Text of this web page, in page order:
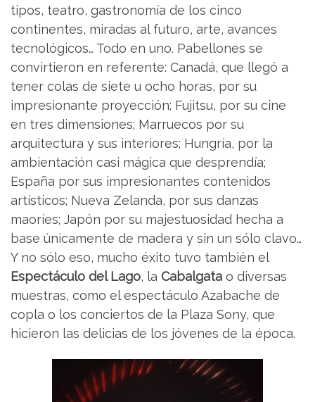
tipos, teatro, gastronomía de los cinco
continentes, miradas al futuro, arte, avances
tecnológicos… Todo en uno. Pabellones se
convirtieron en referente: Canadá, que llegó a
tener colas de siete u ocho horas, por su
impresionante proyección; Fujitsu, por su cine
en tres dimensiones; Marruecos por su
arquitectura y sus interiores; Hungría, por la
ambientación casi mágica que desprendía;
España por sus impresionantes contenidos
artísticos; Nueva Zelanda, por sus danzas
maoríes; Japón por su majestuosidad hecha a
base únicamente de madera y sin un sólo clavo…
Y no sólo eso, mucho éxito tuvo también el
Espectáculo del Lago, la Cabalgata o diversas
muestras, como el espectáculo Azabache de
copla o los conciertos de la Plaza Sony, que
hicieron las delicias de los jóvenes de la época.